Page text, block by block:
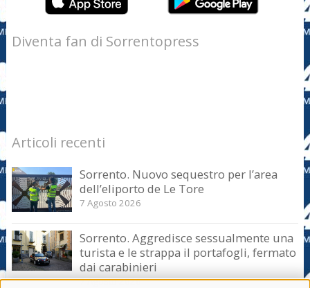
Diventa fan di Sorrentopress
Articoli recenti
Sorrento. Nuovo sequestro per l’area
dell’eliporto de Le Tore
7 Agosto 2026
Sorrento. Aggredisce sessualmente una
turista e le strappa il portafogli, fermato
dai carabinieri
7 Agosto 2026